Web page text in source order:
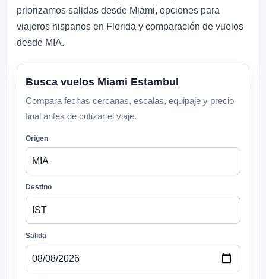
priorizamos salidas desde Miami, opciones para
viajeros hispanos en Florida y comparación de vuelos
desde MIA.
Busca vuelos Miami Estambul
Compara fechas cercanas, escalas, equipaje y precio
final antes de cotizar el viaje.
Origen
Destino
Salida